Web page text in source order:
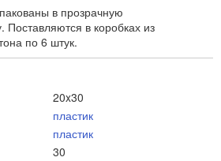
в прозрачную
Поставляются в коробках из
по 6 штук.
20x30
пластик
пластик
30